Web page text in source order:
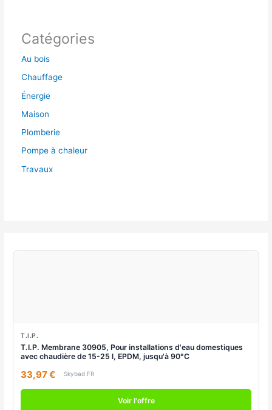
Catégories
Au bois
Chauffage
Énergie
Maison
Plomberie
Pompe à chaleur
Travaux
T.I.P.
T.I.P. Membrane 30905, Pour installations d'eau domestiques
avec chaudière de 15-25 l, EPDM, jusqu'à 90°C
33,97 € Skybad FR
Voir l'offre